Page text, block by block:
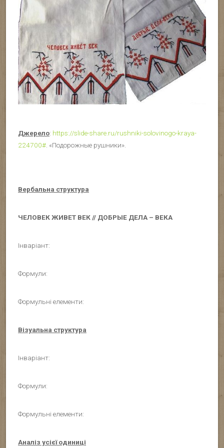
Джерело: https://slide-share.ru/rushniki-solovinogo-kraya-
224700#. «Подорожные рушники».
Вербальна структура
ЧЕЛОВЕК ЖИВЕТ ВЕК // ДОБРЫЕ ДЕЛА – ВЕКА
Інваріант:
Формули:
Формульні елементи:
Візуальна структура
Інваріант:
Формули:
Формульні елементи:
Аналіз усієї одиниці